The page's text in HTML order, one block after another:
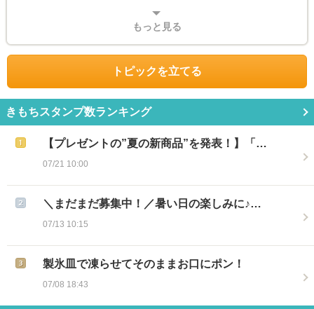
もっと見る
トピックを立てる
きもちスタンプ数ランキング
【プレゼントの”夏の新商品”を発表！】「…
07/21 10:00
＼まだまだ募集中！／暑い日の楽しみに♪…
07/13 10:15
製氷皿で凍らせてそのままお口にポン！
07/08 18:43